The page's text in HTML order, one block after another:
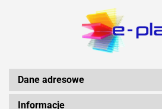
Dane adresowe
Informacje